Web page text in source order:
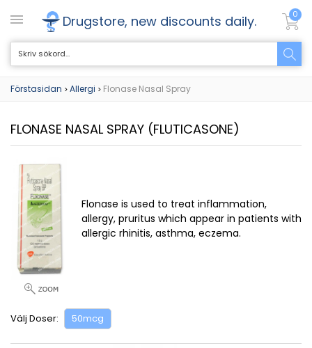
Drugstore, new discounts daily. 0
Förstasidan > Allergi > Flonase Nasal Spray
FLONASE NASAL SPRAY (FLUTICASONE)
Flonase is used to treat inflammation,
allergy, pruritus which appear in patients with
allergic rhinitis, asthma, eczema.
Välj Doser: 50mcg